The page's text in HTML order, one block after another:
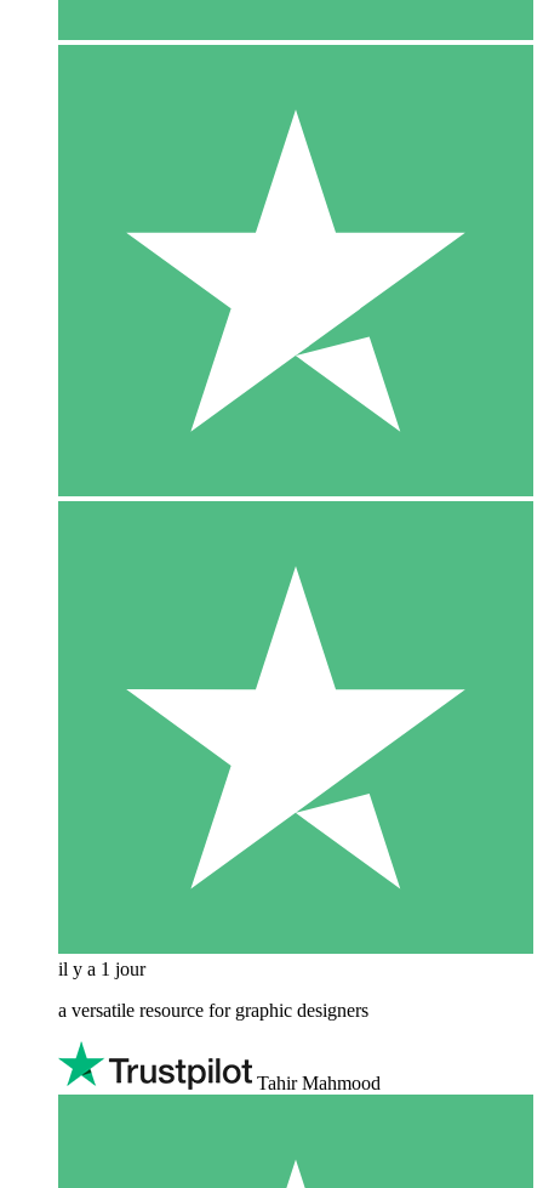
il y a 1 jour
a versatile resource for graphic designers
Tahir Mahmood